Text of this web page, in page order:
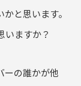
と思います。
いますか？
ーの誰かが他